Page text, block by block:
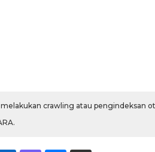
crawling atau pengindeksan